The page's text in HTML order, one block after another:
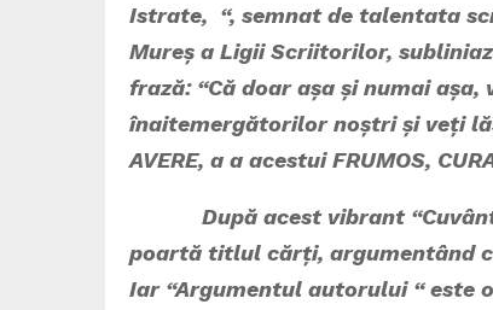
Istrate, “, semnat de talentata
Mureș a Ligii Scriitorilor,
frază: “Că doar așa și numai așa,
înaitemergătorilor noștri și veți
AVERE, a a acestui FRUMOS,
După acest vibrant “Cuvânt
poartă titlul cărți, argumentând
Iar “Argumentul autorului “ este